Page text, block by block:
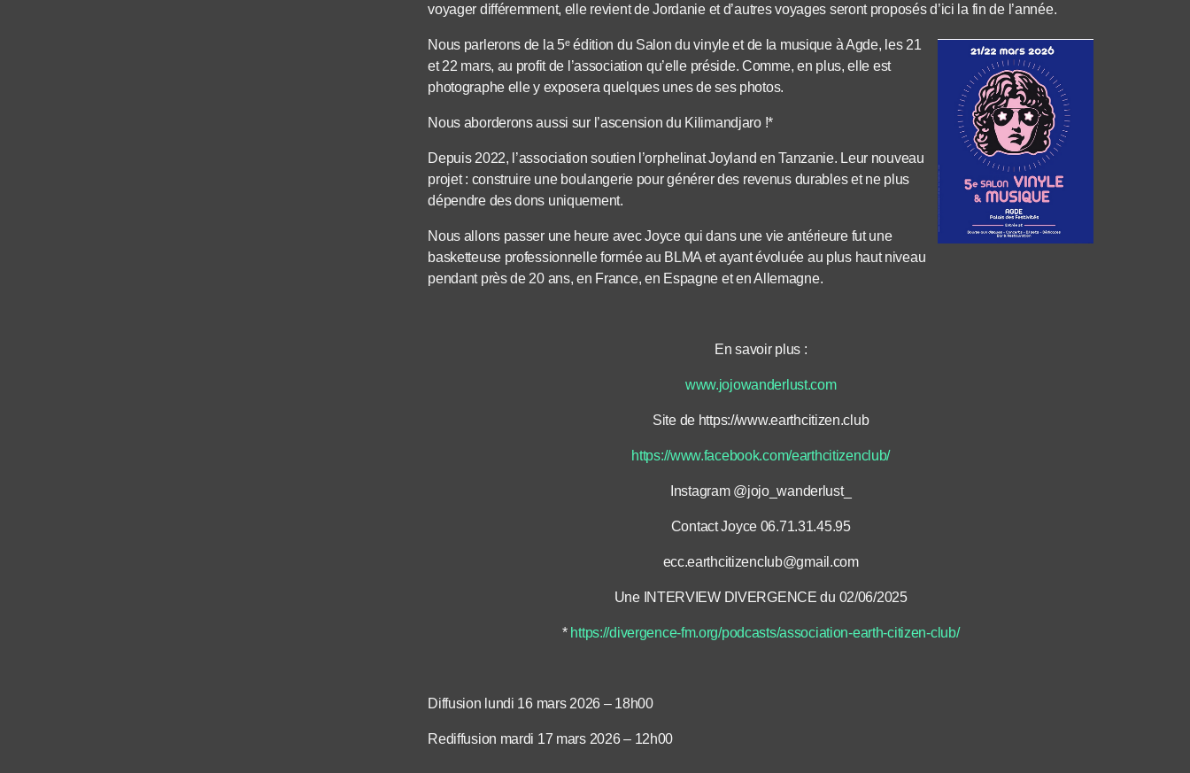
voyager différemment, elle revient de Jordanie et d’autres voyages seront proposés d’ici la fin de l’année.
Nous parlerons de la 5ᵉ édition du Salon du vinyle et de la musique à Agde, les 21
et 22 mars, au profit de l’association qu’elle préside. Comme, en plus, elle est
photographe elle y exposera quelques unes de ses photos.
Nous aborderons aussi sur l’ascension du Kilimandjaro !*
Depuis 2022, l’association soutien l’orphelinat Joyland en Tanzanie. Leur nouveau
projet : construire une boulangerie pour générer des revenus durables et ne plus
dépendre des dons uniquement.
Nous allons passer une heure avec Joyce qui dans une vie antérieure fut une
basketteuse professionnelle formée au BLMA et ayant évoluée au plus haut niveau
pendant près de 20 ans, en France, en Espagne et en Allemagne.
En savoir plus :
www.jojowanderlust.com
Site de https://www.earthcitizen.club
https://www.facebook.com/earthcitizenclub/
Instagram @jojo_wanderlust_
Contact Joyce 06.71.31.45.95
ecc.earthcitizenclub@gmail.com
Une INTERVIEW DIVERGENCE du 02/06/2025
* https://divergence-fm.org/podcasts/association-earth-citizen-club/
Diffusion lundi 16 mars 2026 – 18h00
Rediffusion mardi 17 mars 2026 – 12h00